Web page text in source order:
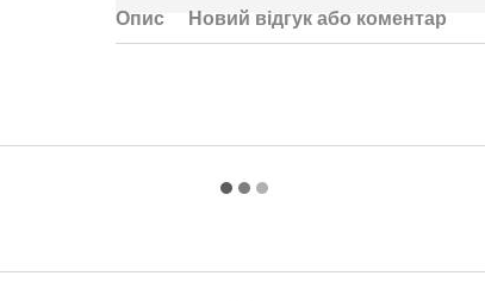
Опис Новий відгук або коментар